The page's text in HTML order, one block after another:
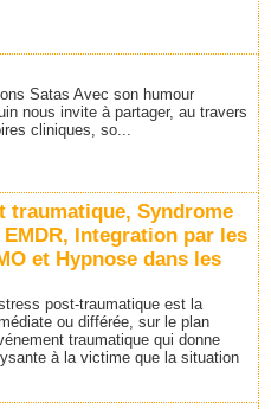
Satas Avec son humour
nous invite à partager, au travers
cliniques, so...
traumatique, Syndrome
Integration par les
et Hypnose dans les
post-traumatique est la
ou différée, sur le plan
traumatique qui donne
à la victime que la situation